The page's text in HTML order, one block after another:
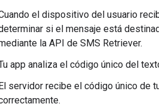
el dispositivo del usuario
si el mensaje está
la API de SMS Retriever.
app analiza el código único del
El servidor recibe el código único de